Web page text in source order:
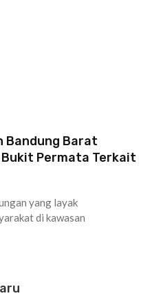
Bandung Barat
Bukit Permata Terkait
yang layak
di kawasan